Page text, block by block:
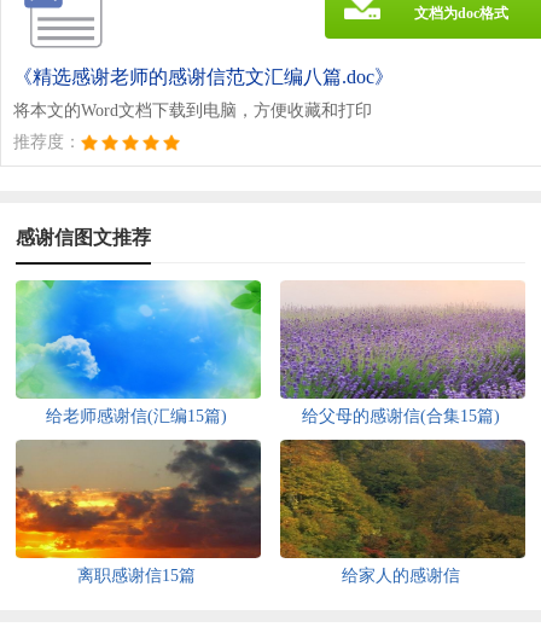
《精选感谢老师的感谢信范文汇编八篇.doc》
将本文的Word文档下载到电脑，方便收藏和打印
推荐度：
文档为doc格式
感谢信图文推荐
给老师感谢信(汇编15篇) 给父母的感谢信(合集15篇)
离职感谢信15篇 给家人的感谢信